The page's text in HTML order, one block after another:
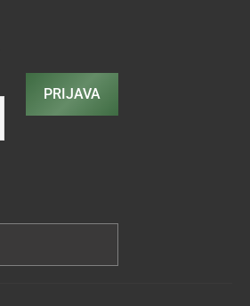
PRIJAVA